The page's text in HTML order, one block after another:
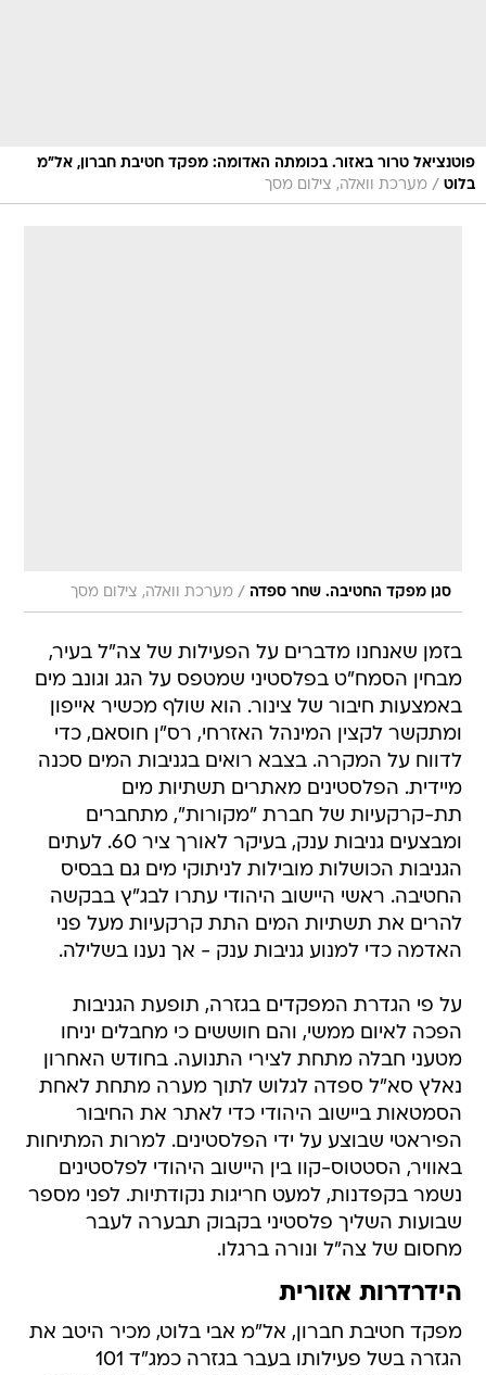
פוטנציאל טרור באזור. בכומתה האדומה: מפקד חטיבת חברון, אל"מ
בלוט / מערכת וואלה, צילום מסך
סגן מפקד החטיבה. שחר ספדה / מערכת וואלה, צילום מסך
בזמן שאנחנו מדברים על הפעילות של צה"ל בעיר,
מבחין הסמח"ט בפלסטיני שמטפס על הגג וגונב מים
באמצעות חיבור של צינור. הוא שולף מכשיר אייפון
ומתקשר לקצין המינהל האזרחי, רס"ן חוסאם, כדי
לדווח על המקרה. בצבא רואים בגניבות המים סכנה
מיידית. הפלסטינים מאתרים תשתיות מים
תת-קרקעיות של חברת "מקורות", מתחברים
ומבצעים גניבות ענק, בעיקר לאורך ציר 60. לעתים
הגניבות הכושלות מובילות לניתוקי מים גם בבסיס
החטיבה. ראשי היישוב היהודי עתרו לבג"ץ בבקשה
להרים את תשתיות המים התת קרקעיות מעל פני
האדמה כדי למנוע גניבות ענק - אך נענו בשלילה.
על פי הגדרת המפקדים בגזרה, תופעת הגניבות
הפכה לאיום ממשי, והם חוששים כי מחבלים יניחו
מטעני חבלה מתחת לצירי התנועה. בחודש האחרון
נאלץ סא"ל ספדה לגלוש לתוך מערה מתחת לאחת
הסמטאות ביישוב היהודי כדי לאתר את החיבור
הפיראטי שבוצע על ידי הפלסטינים. למרות המתיחות
באוויר, הסטטוס-קוו בין היישוב היהודי לפלסטינים
נשמר בקפדנות, למעט חריגות נקודתיות. לפני מספר
שבועות השליך פלסטיני בקבוק תבערה לעבר
מחסום של צה"ל ונורה ברגלו.
הידרדרות אזורית
מפקד חטיבת חברון, אל"מ אבי בלוט, מכיר היטב את
הגזרה בשל פעילותו בעבר בגזרה כמג"ד 101